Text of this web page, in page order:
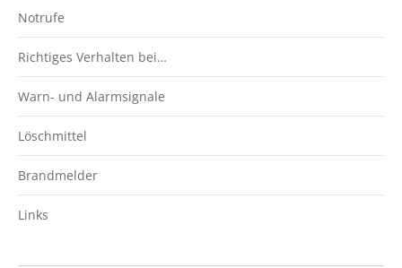
Notrufe
Richtiges Verhalten bei…
Warn- und Alarmsignale
Löschmittel
Brandmelder
Links